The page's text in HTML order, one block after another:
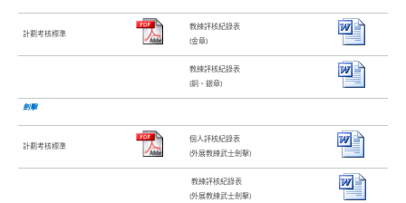
計劃考核標準
教練評核紀錄表
(金章)
教練評核紀錄表
(銅、銀章)
劍擊
計劃考核標準
個人評核紀錄表
(外展教練武士劍擊)
教練評核紀錄表
(外展教練武士劍擊)